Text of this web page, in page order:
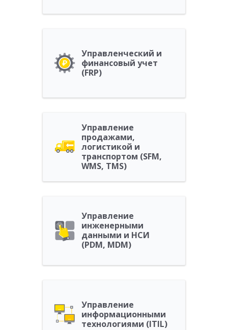
Управленческий и
финансовый учет
(FRP)
Управление
продажами,
логистикой и
транспортом (SFM,
WMS, TMS)
Управление
инженерными
данными и НСИ
(PDM, MDM)
Управление
информационными
технологиями (ITIL)